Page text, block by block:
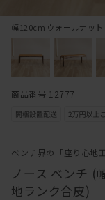
ベンチ界の「座り心地
ノース ベンチ (
地ランク合皮)
幅120cm ウォールナッ
商品番号 12777